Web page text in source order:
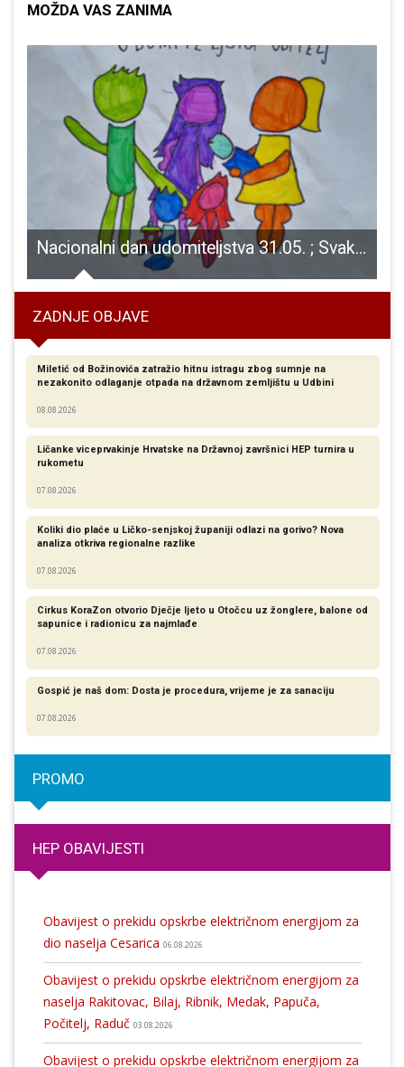
MOŽDA VAS ZANIMA
Nacionalni dan udomiteljstva 31.05. ; Svako dijete ima pravo na sretno i sigurno djetinjstvo
ZADNJE OBJAVE
Miletić od Božinovića zatražio hitnu istragu zbog sumnje na
nezakonito odlaganje otpada na državnom zemljištu u Udbini
08.08.2026
Ličanke viceprvakinje Hrvatske na Državnoj završnici HEP turnira u
rukometu
07.08.2026
Koliki dio plaće u Ličko-senjskoj županiji odlazi na gorivo? Nova
analiza otkriva regionalne razlike​
07.08.2026
Cirkus KoraZon otvorio Dječje ljeto u Otočcu uz žonglere, balone od
sapunice i radionicu za najmlađe
07.08.2026
Gospić je naš dom: Dosta je procedura, vrijeme je za sanaciju
07.08.2026
PROMO
HEP OBAVIJESTI
Obavijest o prekidu opskrbe električnom energijom za
dio naselja Cesarica 06.08.2026
Obavijest o prekidu opskrbe električnom energijom za
naselja Rakitovac, Bilaj, Ribnik, Medak, Papuča,
Počitelj, Raduč 03.08.2026
Obavijest o prekidu opskrbe električnom energijom za